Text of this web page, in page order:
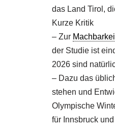
das Land Tirol,
Kurze Kritik
– Zur
der Studie ist
2026 sind
– Dazu das
stehen und
Olympische
für Innsbruck